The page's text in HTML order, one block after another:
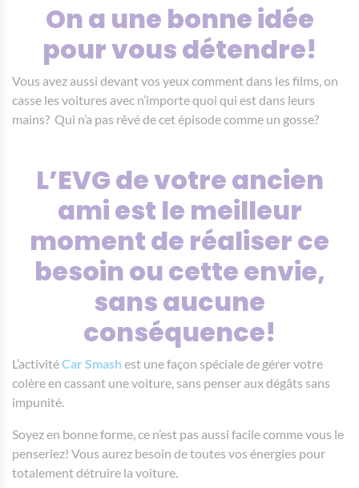
On a une bonne idée
pour vous détendre!
Vous avez aussi devant vos yeux comment dans les films, on
casse les voitures avec n’importe quoi qui est dans leurs
mains? Qui n’a pas rêvé de cet épisode comme un gosse?
L’EVG de votre ancien
ami est le meilleur
moment de réaliser ce
besoin ou cette envie,
sans aucune
conséquence!
L’activitéCar Smash est une façon spéciale de gérer votre
colère en cassant une voiture, sans penser aux dégâts sans
impunité.
Soyez en bonne forme, ce n’est pas aussi facile comme vous le
penseriez! Vous aurez besoin de toutes vos énergies pour
totalement détruire la voiture.